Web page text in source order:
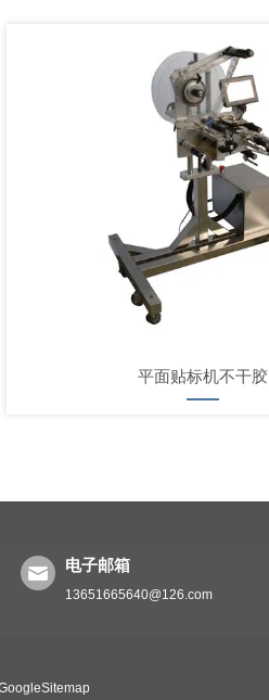
平面贴标机不干胶
电子邮箱
13651665640@126.com